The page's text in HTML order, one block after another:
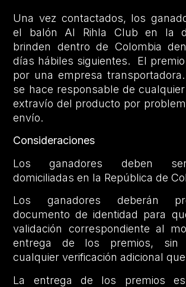
Una vez contactados, los
el balón Al Rihla Club en la
brinden dentro de Colombia
días hábiles siguientes. El
por una empresa
se hace responsable de
extravío del producto por
envío.
Consideraciones
Los ganadores deben
domiciliadas en la República de
Los ganadores deberán
documento de identidad para
validación correspondiente al
entrega de los premios, sin
cualquier verificación adicional
La entrega de los premios